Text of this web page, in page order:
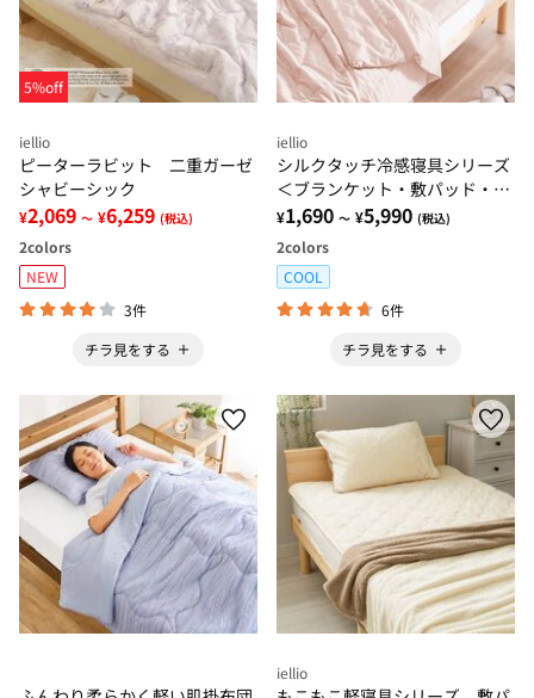
5%off
iellio
ピーターラビット 二重ガーゼ
シャビーシック
¥2,069 ～ ¥6,259 (税込)
2colors
NEW
3件
チラ見をする
iellio
シルクタッチ冷感寝具シリーズ
＜ブランケット・敷パッド・枕
カバー・枕＞
¥1,690 ～ ¥5,990 (税込)
2colors
COOL
6件
チラ見をする
iellio